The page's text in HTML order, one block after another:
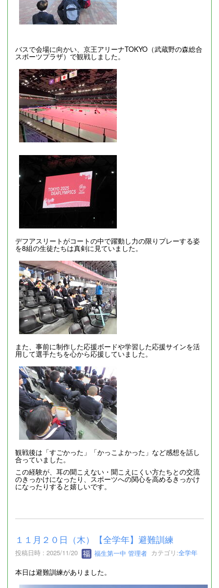
バスで会場に向かい、京王アリーナTOKYO（武蔵野の森総合
スポーツプラザ）で観戦しました。
デフアスリートがコートの中で躍動し力の限りプレーする姿
を8組の生徒たちは真剣に見ていました。
また、事前に制作した応援ボードや学習した応援サインを活
用して選手たちを心から応援していました。
観戦後は「すごかった」「かっこよかった」など感想を話し
合っていました。
この経験が、耳の聞こえない・聞こえにくい方たちとの交流
のきっかけになったり、スポーツへの関心を高めるきっかけ
になったりすると嬉しいです。
１１月２０日（木）【全学年】避難訓練
投稿日時 : 2025/11/20 福生第一中 管理者 カテゴリ:全学年
本日は避難訓練がありました。